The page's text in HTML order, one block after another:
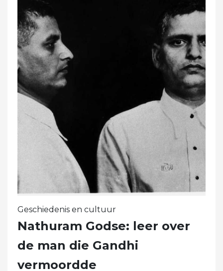
Geschiedenis en cultuur
Nathuram Godse: leer over
de man die Gandhi
vermoordde